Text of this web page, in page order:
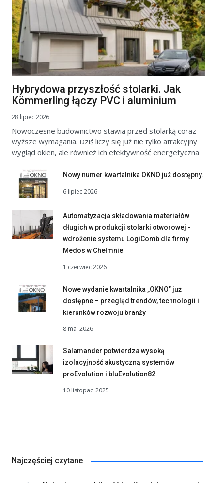
Hybrydowa przyszłość stolarki. Jak
Kömmerling łączy PVC i aluminium
28 lipiec 2026
Nowoczesne budownictwo stawia przed stolarką coraz
wyższe wymagania. Dziś liczy się już nie tylko atrakcyjny
wygląd okien, ale również ich efektywność energetyczna
Nowy numer kwartalnika OKNO już dostępny.
6 lipiec 2026
Automatyzacja składowania materiałów
długich w produkcji stolarki otworowej -
wdrożenie systemu LogiComb dla firmy
Medos w Chełmnie
1 czerwiec 2026
Nowe wydanie kwartalnika „OKNO” już
dostępne – przegląd trendów, technologii i
kierunków rozwoju branży
8 maj 2026
Salamander potwierdza wysoką
izolacyjność akustyczną systemów
proEvolution i bluEvolution82
10 listopad 2025
Najczęściej czytane